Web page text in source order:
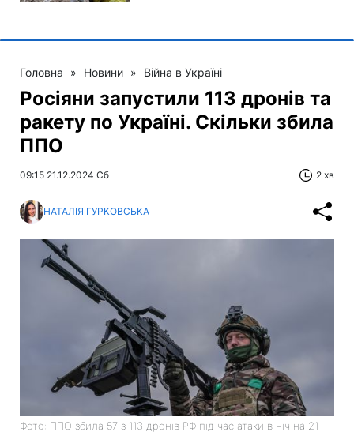
Головна » Новини » Війна в Україні
Росіяни запустили 113 дронів та
ракету по Україні. Скільки збила
ППО
09:15 21.12.2024 Сб 2 хв
НАТАЛІЯ ГУРКОВСЬКА
Фото: ППО збила 57 з 113 дронів РФ під час атаки в ніч на 21